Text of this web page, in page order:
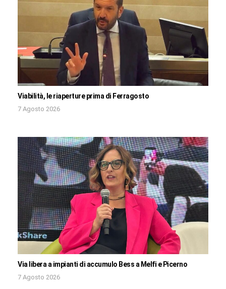
Viabilità, le riaperture prima di Ferragosto
7 Agosto 2026
Via libera a impianti di accumulo Bess a Melfi e Picerno
7 Agosto 2026